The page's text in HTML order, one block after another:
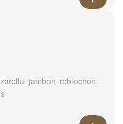
jambon, reblochon,